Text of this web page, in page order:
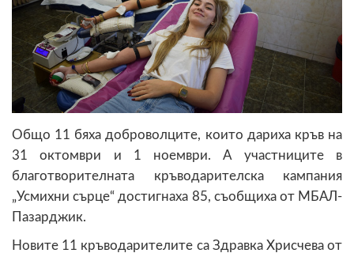
Общо 11 бяха доброволците, които дариха кръв на
31 октомври и 1 ноември. А участниците в
благотворителната кръводарителска кампания
„Усмихни сърце“ достигнаха 85, съобщиха от МБАЛ-
Пазарджик.
Новите 11 кръводарителите са Здравка Хрисчева от